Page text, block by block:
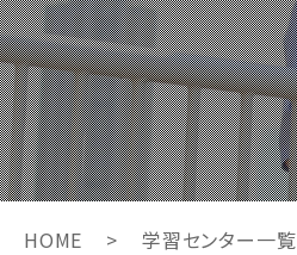
HOME > 学習センター一覧